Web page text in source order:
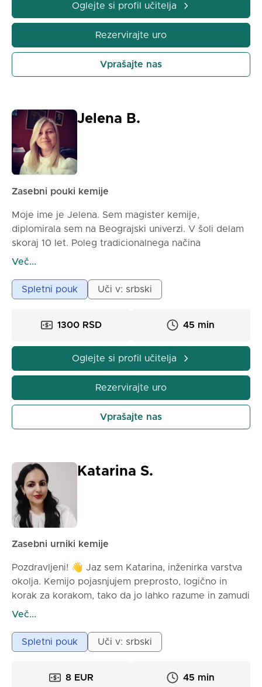
Oglejte si profil učitelja
Rezervirajte uro
Vprašajte nas
Jelena B.
Zasebni pouki kemije
Moje ime je Jelena. Sem magister kemije,
diplomirala sem na Beograjski univerzi. V šoli delam
skoraj 10 let. Poleg tradicionalnega načina
poučevanja rad uporabljam različne predstavitve,
zanimanje učencev za kemijo. Učenci dobijo dodaten
material, da lahko po pouku dodatno preučijo, kar
da se uči na pamet.
Več...
Spletni pouk Uči v: srbski
1300 RSD 45 min
Oglejte si profil učitelja
Rezervirajte uro
Vprašajte nas
Katarina S.
Zasebni urniki kemije
Pozdravljeni! 👋 Jaz sem Katarina, inženirka varstva
okolja. Kemijo pojasnjujem preprosto, logično in
korak za korakom, tako da jo lahko razume in zamudi
vsak. Moj cilj je, da kemijo naredim jasno in
razumljivimi razlago.
Predana sem, odgovorna in verjamem, da lahko vsak
• Teorijo pojasnjujemo na preprost in razumljiv način
Več...
Spletni pouk Uči v: srbski
8 EUR 45 min